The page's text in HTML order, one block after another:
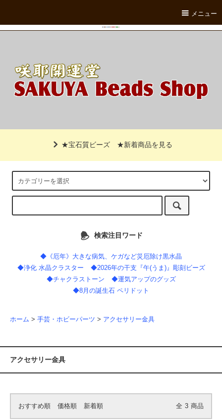
メニュー
★宝石質ビーズ ★新着商品を見る
検索注目ワード
◆《厄年》大きな病気、ケガなど災厄除け黒水晶
◆浄化 水晶クラスター
◆2026年の干支『午(うま)』彫刻ビーズ
◆チャクラストーン
◆運気アップのグッズ
◆8月の誕生石 ペリドット
ホーム > 手芸・ホビーパーツ > アクセサリー金具
アクセサリー金具
おすすめ順 価格順 新着順 全 3 商品